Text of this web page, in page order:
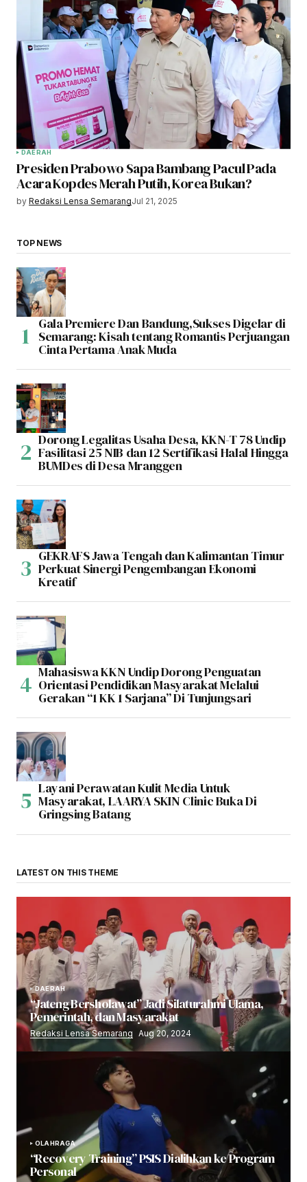
DAERAH
Presiden Prabowo Sapa Bambang Pacul Pada
Acara Kopdes Merah Putih, Korea Bukan?
by Redaksi Lensa SemarangJul 21, 2025
TOP NEWS
Gala Premiere Dan Bandung,Sukses Digelar di
Semarang: Kisah tentang Romantis Perjuangan
Cinta Pertama Anak Muda
Dorong Legalitas Usaha Desa, KKN-T 78 Undip
Fasilitasi 25 NIB dan 12 Sertifikasi Halal Hingga
BUMDes di Desa Mranggen
GEKRAFS Jawa Tengah dan Kalimantan Timur
Perkuat Sinergi Pengembangan Ekonomi
Kreatif
Mahasiswa KKN Undip Dorong Penguatan
Orientasi Pendidikan Masyarakat Melalui
Gerakan “1 KK 1 Sarjana” Di Tunjungsari
Layani Perawatan Kulit Media Untuk
Masyarakat, LAARYA SKIN Clinic Buka Di
Gringsing Batang
LATEST ON THIS THEME
DAERAH
“Jateng Bersholawat” Jadi Silaturahmi Ulama,
Pemerintah, dan Masyarakat
Redaksi Lensa Semarang Aug 20, 2024
OLAHRAGA
“Recovery Training” PSIS Dialihkan ke Program
Personal